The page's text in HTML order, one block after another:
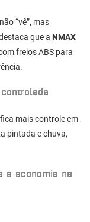
“vê”, mas
que a NMAX
freios ABS para
mais controle em
pintada e chuva,
e economia na